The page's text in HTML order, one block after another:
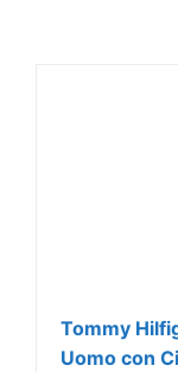
Tommy
Uomo con